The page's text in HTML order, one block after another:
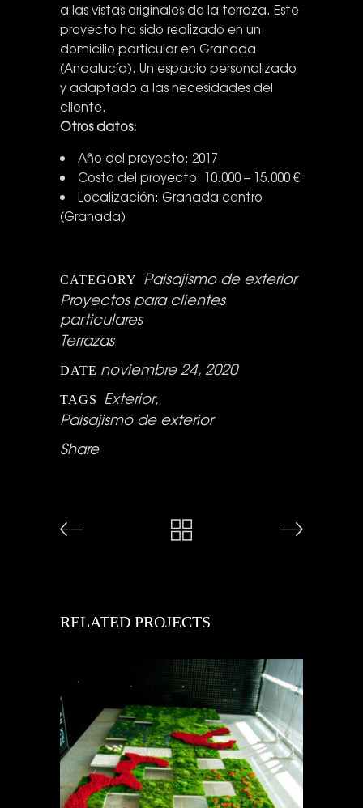
a las vistas originales de la terraza. Este
proyecto ha sido realizado en un
domicilio particular en Granada
(Andalucía). Un espacio personalizado
y adaptado a las necesidades del
cliente.
Otros datos:
Año del proyecto: 2017
Costo del proyecto: 10.000 – 15.000 €
Localización: Granada centro
(Granada)
CATEGORY
Paisajismo de exterior
Proyectos para clientes
particulares
Terrazas
DATE noviembre 24, 2020
TAGS Exterior,
Paisajismo de exterior
Share
RELATED PROJECTS